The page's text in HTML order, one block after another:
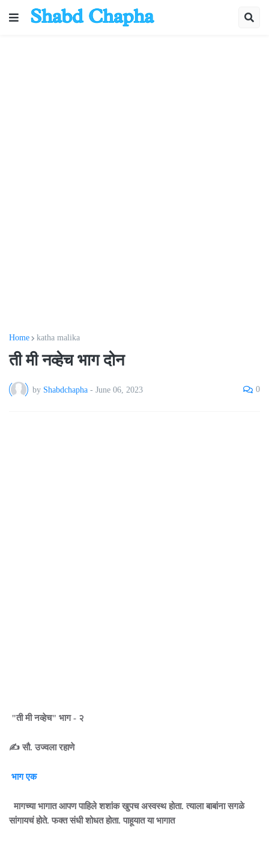
Home katha malika
ती मी नव्हेच भाग दोन
by Shabdchapha - June 06, 2023 0
"ती मी नव्हेच" भाग - २
✍️ सौ. उज्वला रहाणे
भाग एक
मागच्या भागात आपण पाहिले शशांक खुपच अस्वस्थ होता. त्याला बाबांना सगळे
सांगायचं होते. फक्त संधी शोधत होता. पाहूयात या भागात